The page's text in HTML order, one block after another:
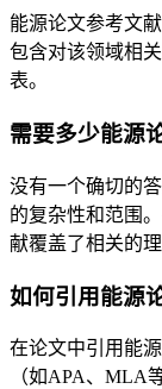
能源论文参考文
包含对该领域相
表。
需要多少能源
没有一个确切的
的复杂性和范围
献覆盖了相关的
如何引用能源
在论文中引用能
（如APA、MLA